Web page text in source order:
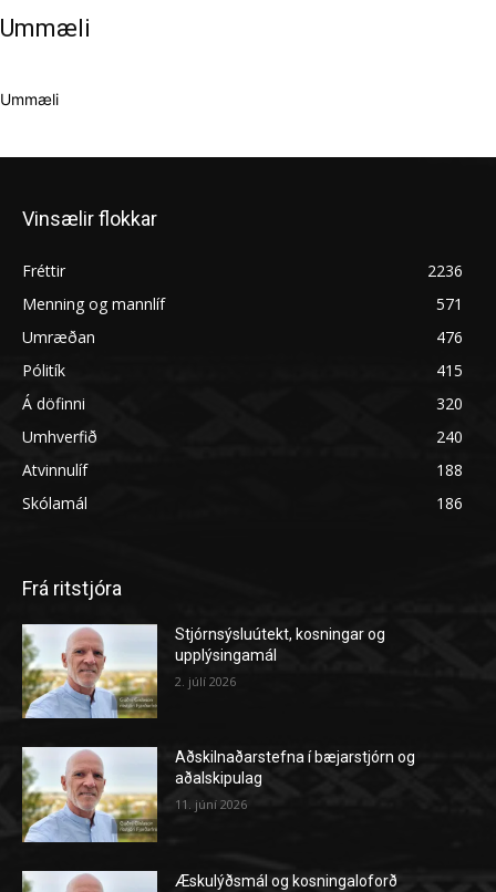
Ummæli
Ummæli
Vinsælir flokkar
Fréttir
2236
Menning og mannlíf
571
Umræðan
476
Pólitík
415
Á döfinni
320
Umhverfið
240
Atvinnulíf
188
Skólamál
186
Frá ritstjóra
Stjórnsýsluútekt, kosningar og
upplýsingamál
2. júlí 2026
Aðskilnaðarstefna í bæjarstjórn og
aðalskipulag
11. júní 2026
Æskulýðsmál og kosningaloforð